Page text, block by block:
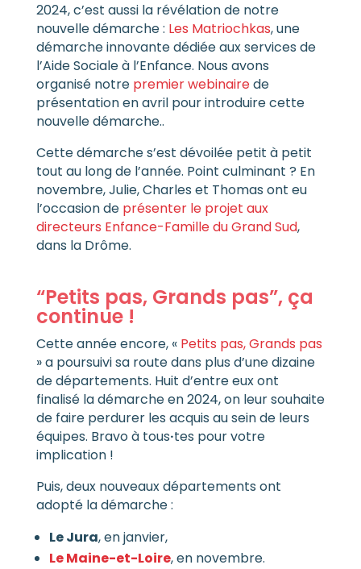
2024, c’est aussi la révélation de notre
nouvelle démarche : Les Matriochkas, une
démarche innovante dédiée aux services de
l’Aide Sociale à l’Enfance. Nous avons
organisé notre premier webinairede
présentation en avril pour introduire cette
nouvelle démarche..
Cette démarche s’est dévoilée petit à petit
tout au long de l’année. Point culminant ? En
novembre, Julie, Charles et Thomas ont eu
l’occasion de présenter le projet aux
directeurs Enfance-Famille du Grand Sud,
dans la Drôme.
“Petits pas, Grands pas”, ça
continue !
Cette année encore, « Petits pas, Grands pas
» a poursuivi sa route dans plus d’une dizaine
de départements. Huit d’entre eux ont
finalisé la démarche en 2024, on leur souhaite
de faire perdurer les acquis au sein de leurs
équipes. Bravo à tous·tes pour votre
implication !
Puis, deux nouveaux départements ont
adopté la démarche :
Le Jura, en janvier,
Le Maine-et-Loire, en novembre.